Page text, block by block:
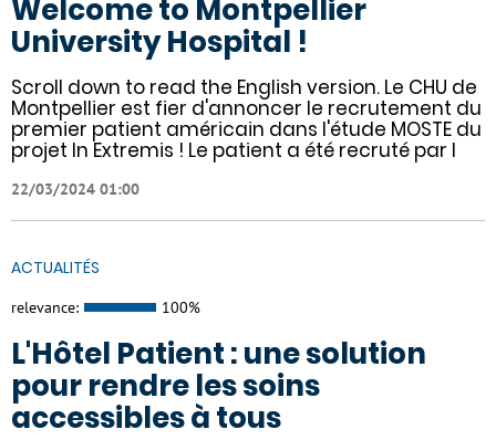
Welcome to Montpellier
University Hospital !
Scroll down to read the English version. Le CHU de
Montpellier est fier d'annoncer le recrutement du
premier patient américain dans l'étude MOSTE du
projet In Extremis ! Le patient a été recruté par l
22/03/2024 01:00
ACTUALITÉS
relevance: 100%
L'Hôtel Patient : une solution
pour rendre les soins
accessibles à tous